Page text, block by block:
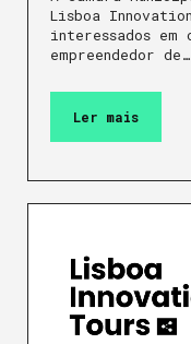
Lisboa
interessados em
empreendedor de…
Ler mais